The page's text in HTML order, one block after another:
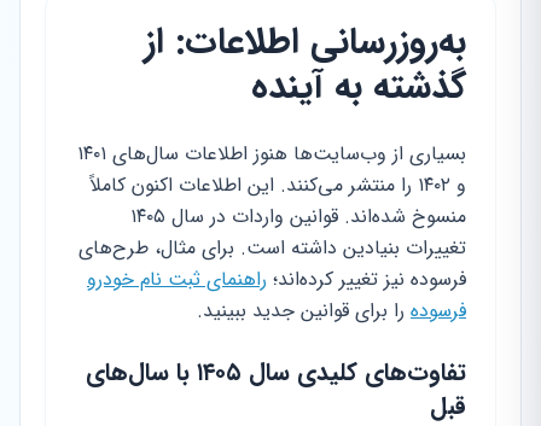
به‌روزرسانی اطلاعات: از
گذشته به آینده
بسیاری از وب‌سایت‌ها هنوز اطلاعات سال‌های ۱۴۰۱
و ۱۴۰۲ را منتشر می‌کنند. این اطلاعات اکنون کاملاً
منسوخ شده‌اند. قوانین واردات در سال ۱۴۰۵
تغییرات بنیادین داشته است. برای مثال، طرح‌های
فرسوده نیز تغییر کرده‌اند؛ راهنمای ثبت نام خودرو
فرسوده را برای قوانین جدید ببینید.
تفاوت‌های کلیدی سال ۱۴۰۵ با سال‌های
قبل